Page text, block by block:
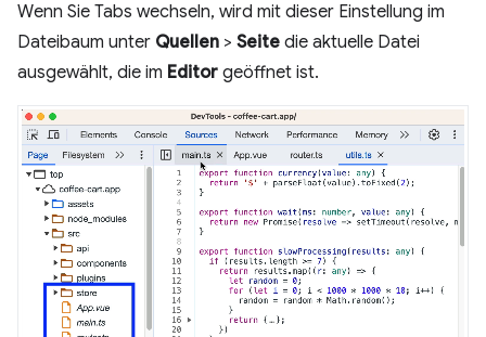
Wenn Sie Tabs wechseln, wird mit dieser Einstellung im
Dateibaum unter Quellen > Seite die aktuelle Datei
ausgewählt, die im Editor geöffnet ist.